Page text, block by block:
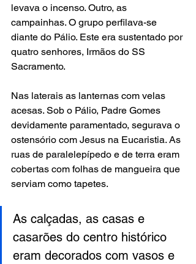
levava o incenso. Outro, as
campainhas. O grupo perfilava-se
diante do Pálio. Este era sustentado por
quatro senhores, Irmãos do SS
Sacramento.
Nas laterais as lanternas com velas
acesas. Sob o Pálio, Padre Gomes
devidamente paramentado, segurava o
ostensório com Jesus na Eucaristia. As
ruas de paralelepípedo e de terra eram
cobertas com folhas de mangueira que
serviam como tapetes.
As calçadas, as casas e
casarões do centro histórico
eram decorados com vasos e